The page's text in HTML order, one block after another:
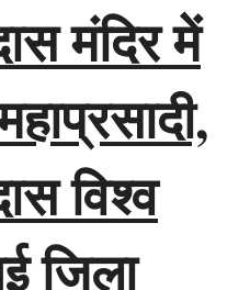
मंदिर में
विश्व
जिला